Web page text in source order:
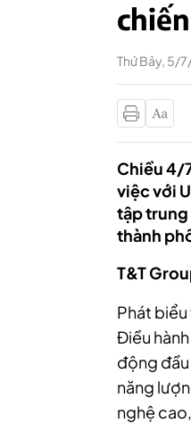
Thứ Bảy, 5/
Chiều 4/
việc với
tập trung
thành
T&T
Phát
Điều
động đầu
năng
nghệ